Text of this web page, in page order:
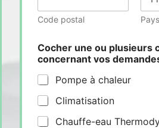
Code postal Pays
Cocher une ou plusieurs
concernant vos
Pompe à chaleur
Climatisation
Chauffe-eau